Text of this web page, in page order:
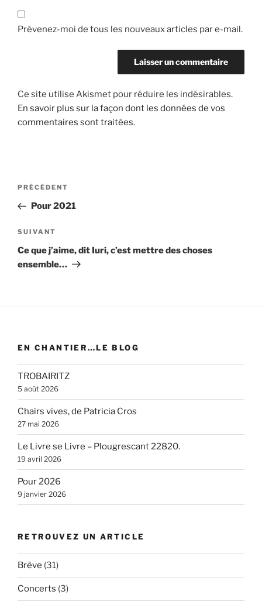
Prévenez-moi de tous les nouveaux articles par e-mail.
Ce site utilise Akismet pour réduire les indésirables.
En savoir plus sur la façon dont les données de vos
commentaires sont traitées.
Navigation
l’article
Article
précédent
PRÉCÉDENT
Pour 2021
Article
suivant
SUIVANT
Ce que j’aime, dit Iuri, c’est mettre des choses
ensemble…
EN CHANTIER…LE BLOG
TROBAIRITZ
5 août 2026
Chairs vives, de Patricia Cros
27 mai 2026
Le Livre se Livre – Plougrescant 22820.
19 avril 2026
Pour 2026
9 janvier 2026
RETROUVEZ UN ARTICLE
Brève (31)
Concerts (3)